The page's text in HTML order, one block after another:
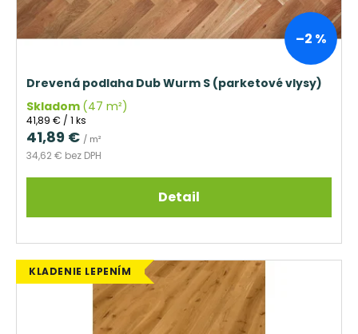
u
k
o
–2 %
Drevená podlaha Dub Wurm S (parketové vlysy)
Skladom (47 m²)
34,62 € bez DPH
41,89 € / m²
Jednotková
cena:
41,89 € / 1 ks
Detail
KLADENIE LEPENÍM
a
m
TROJVRSTVOVÁ
DREVENÁ
PODLAHA
DUB
SUPERRUSTIC
(PERO
€
Pôvodne:
96,04
€